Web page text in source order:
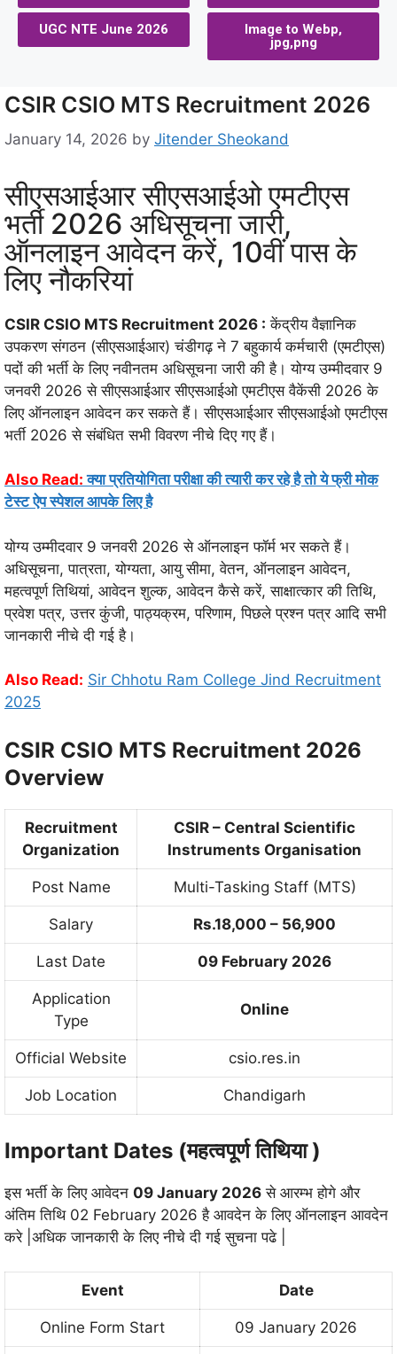
UGC NTE June 2026
Image to Webp,
jpg,png
CSIR CSIO MTS Recruitment 2026
January 14, 2026 by Jitender Sheokand
सीएसआईआर सीएसआईओ एमटीएस
भर्ती 2026 अधिसूचना जारी,
ऑनलाइन आवेदन करें, 10वीं पास के
लिए नौकरियां
CSIR CSIO MTS Recruitment 2026 : केंद्रीय वैज्ञानिक
उपकरण संगठन (सीएसआईआर) चंडीगढ़ ने 7 बहुकार्य कर्मचारी (एमटीएस)
पदों की भर्ती के लिए नवीनतम अधिसूचना जारी की है। योग्य उम्मीदवार 9
जनवरी 2026 से सीएसआईआर सीएसआईओ एमटीएस वैकेंसी 2026 के
लिए ऑनलाइन आवेदन कर सकते हैं। सीएसआईआर सीएसआईओ एमटीएस
भर्ती 2026 से संबंधित सभी विवरण नीचे दिए गए हैं।
Also Read: क्या प्रतियोगिता परीक्षा की त्यारी कर रहे है तो ये फ्री मोक
टेस्ट ऐप स्पेशल आपके लिए है
योग्य उम्मीदवार 9 जनवरी 2026 से ऑनलाइन फॉर्म भर सकते हैं।
अधिसूचना, पात्रता, योग्यता, आयु सीमा, वेतन, ऑनलाइन आवेदन,
महत्वपूर्ण तिथियां, आवेदन शुल्क, आवेदन कैसे करें, साक्षात्कार की तिथि,
प्रवेश पत्र, उत्तर कुंजी, पाठ्यक्रम, परिणाम, पिछले प्रश्न पत्र आदि सभी
जानकारी नीचे दी गई है।
Also Read: Sir Chhotu Ram College Jind Recruitment
2025
CSIR CSIO MTS Recruitment 2026
Overview
Recruitment
Organization
CSIR – Central Scientific
Instruments Organisation
Post Name Multi-Tasking Staff (MTS)
Salary Rs.18,000 – 56,900
Last Date 09 February 2026
Application
Type
Online
Official Website csio.res.in
Job Location Chandigarh
Important Dates (महत्वपूर्ण तिथिया )
इस भर्ती के लिए आवेदन 09 January 2026 से आरम्भ होगे और
अंतिम तिथि 02 February 2026 है आवदेन के लिए ऑनलाइन आवदेन
करे |अधिक जानकारी के लिए नीचे दी गई सुचना पढे |
Event Date
Online Form Start 09 January 2026